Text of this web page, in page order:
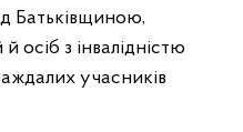
Батьківщиною,
осіб з інвалідністю
учасників